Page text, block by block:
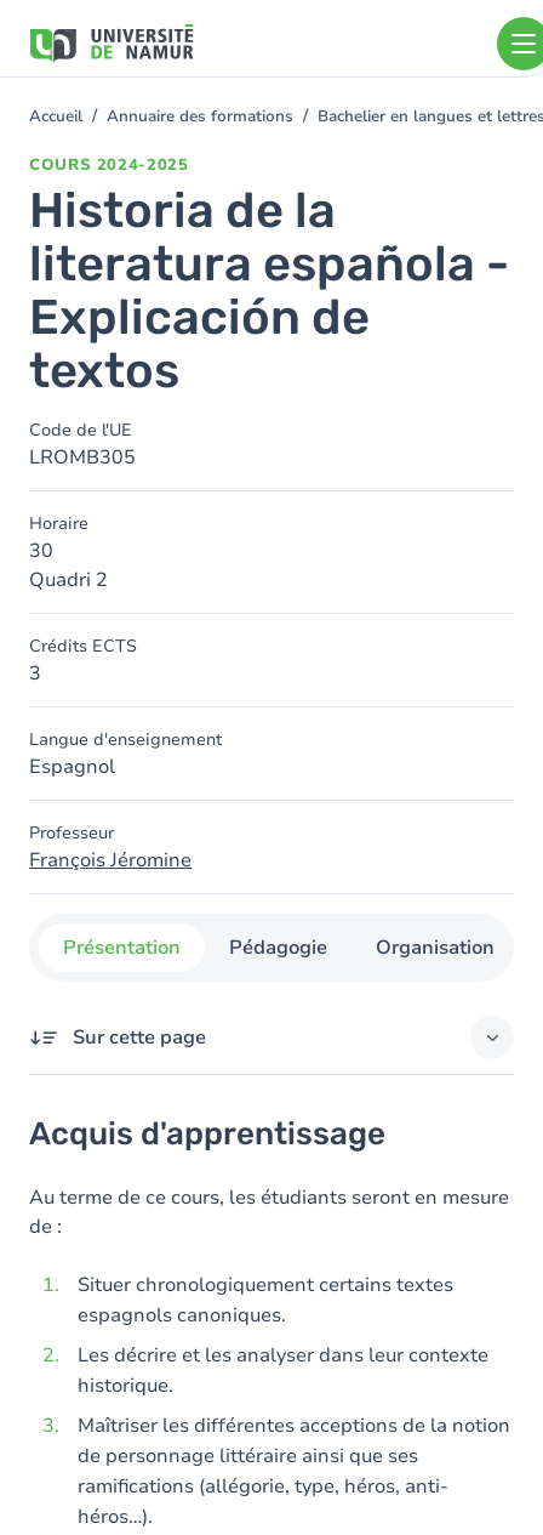
contenu
You
Accueil Annuaire des formations Bachelier en langues et
COURS 2024-2025
Historia de la
literatura española -
Explicación de
textos
Code de l'UE
LROMB305
Horaire
30
Quadri 2
Crédits ECTS
3
Langue d'enseignement
Espagnol
Professeur
François Jéromine
Présentation Pédagogie Organisation
Sur cette page
Contenu
Acquis d'apprentissage
Au terme de ce cours, les étudiants seront en mesure
de :
Situer chronologiquement certains textes
espagnols canoniques.
Les décrire et les analyser dans leur contexte
historique.
Maîtriser les différentes acceptions de la notion
de personnage littéraire ainsi que ses
ramifications (allégorie, type, héros, anti-
héros…).